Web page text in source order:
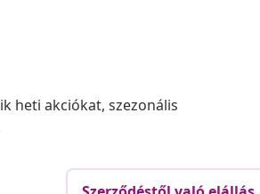
heti akciókat, szezonális